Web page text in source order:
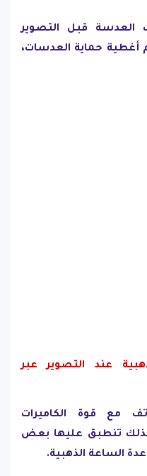
العدسة قبل التصوير
أغطية حماية العدسات،
عند التصوير عبر
مع قوة الكاميرات
لذلك تنطبق عليها بعض
الساعة الذهبية.